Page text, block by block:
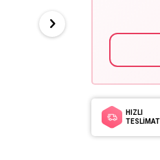
HIZLI
TESLİMAT